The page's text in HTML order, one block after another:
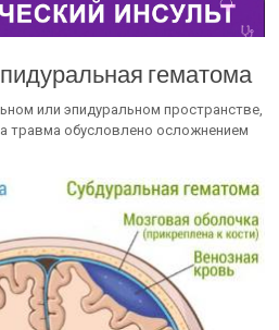
гематома
или эпидуральном пространстве,
травма обусловлено осложнением